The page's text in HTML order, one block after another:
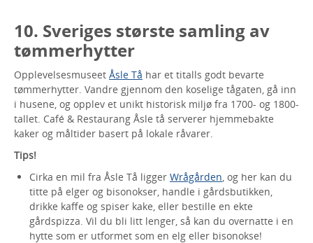
10. Sveriges største samling av
tømmerhytter
Opplevelsesmuseet Åsle Tå har et titalls godt bevarte
tømmerhytter. Vandre gjennom den koselige tågaten, gå inn
i husene, og opplev et unikt historisk miljø fra 1700- og 1800-
tallet. Café & Restaurang Åsle tå serverer hjemmebakte
kaker og måltider basert på lokale råvarer.
Tips!
Cirka en mil fra Åsle Tå ligger Wrågården, og her kan du
titte på elger og bisonokser, handle i gårdsbutikken,
drikke kaffe og spiser kake, eller bestille en ekte
gårdspizza. Vil du bli litt lenger, så kan du overnatte i en
hytte som er utformet som en elg eller bisonokse!